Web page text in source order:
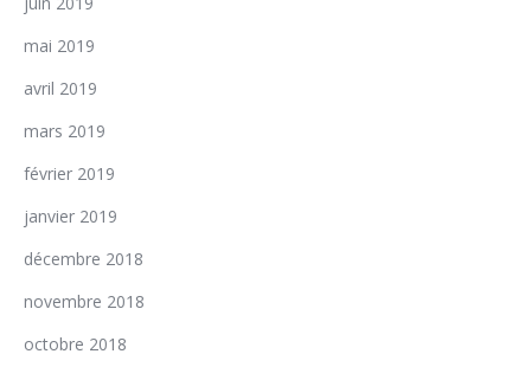
mai 2019
avril 2019
mars 2019
février 2019
janvier 2019
décembre 2018
novembre 2018
octobre 2018